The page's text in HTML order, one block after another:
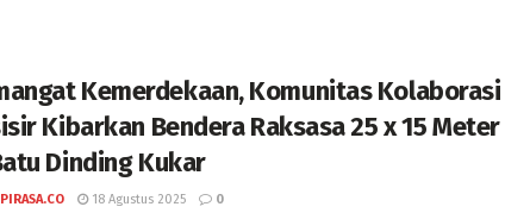
Kemerdekaan, Komunitas Kolaborasi
Kibarkan Bendera Raksasa 25 x 15 Meter
Dinding Kukar
18 Agustus 2025 0